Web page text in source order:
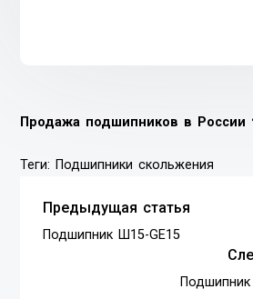
Продажа подшипников в
Теги: Подшипники скольжения
Предыдущая статья
Подшипник Ш15-GE15